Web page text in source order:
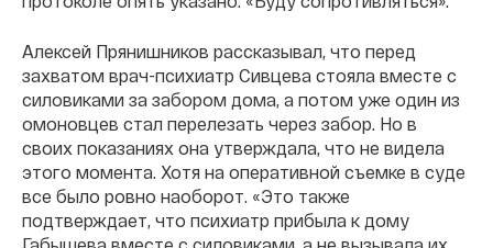
Алексей Прянишников рассказывал, что перед
захватом врач-психиатр Сивцева стояла вместе с
силовиками за забором дома, а потом уже один из
омоновцев стал перелезать через забор. Но в
своих показаниях она утверждала, что не видела
этого момента. Хотя на оперативной съемке в суде
все было ровно наоборот. «Это также
подтверждает, что психиатр прибыла к дому